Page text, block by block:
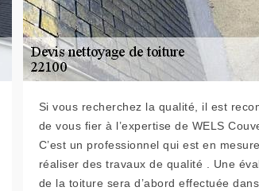
Si vous recherchez la qualité, il est
de vous fier à l’expertise de WELS
C’est un professionnel qui est en
réaliser des travaux de qualité . Une
de la toiture sera d’abord effectuée